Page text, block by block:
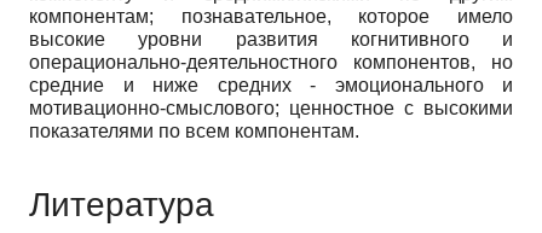
компонентам; познавательное, которое имело
высокие уровни развития когнитивного и
операционально-деятельностного компонентов, но
средние и ниже средних - эмоционального и
мотивационно-смыслового; ценностное с высокими
показателями по всем компонентам.
Литература